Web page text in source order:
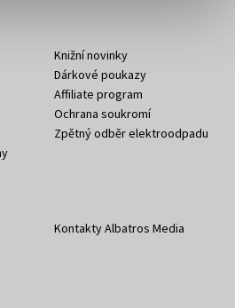
Knižní novinky
Dárkové poukazy
Affiliate program
Ochrana soukromí
Zpětný odběr elektroodpadu
Kontakty Albatros Media